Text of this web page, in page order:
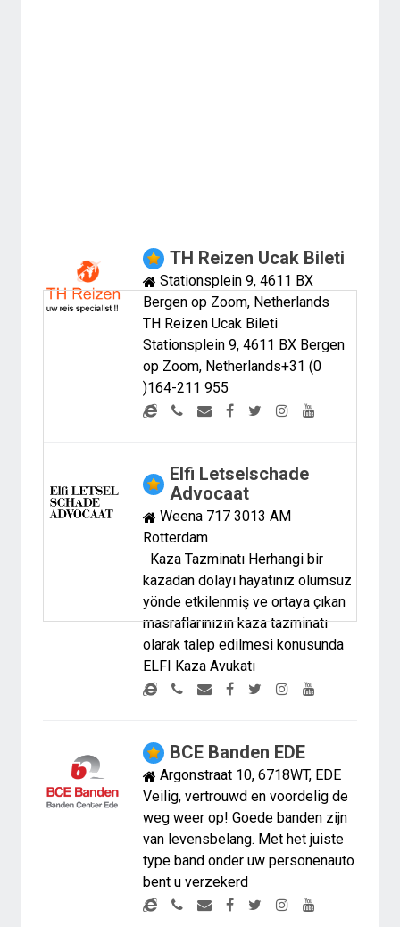
TH Reizen Ucak Bileti
Stationsplein 9, 4611 BX
Bergen op Zoom, Netherlands
TH Reizen Ucak Bileti
Stationsplein 9, 4611 BX Bergen
op Zoom, Netherlands+31 (0
)164-211 955
Elfi Letselschade
Advocaat
Weena 717 3013 AM
Rotterdam
Kaza Tazminatı Herhangi bir
kazadan dolayı hayatınız olumsuz
yönde etkilenmiş ve ortaya çıkan
masraflarınızın kaza tazminatı
olarak talep edilmesi konusunda
ELFI Kaza Avukatı
BCE Banden EDE
Argonstraat 10, 6718WT, EDE
Veilig, vertrouwd en voordelig de
weg weer op! Goede banden zijn
van levensbelang. Met het juiste
type band onder uw personenauto
bent u verzekerd